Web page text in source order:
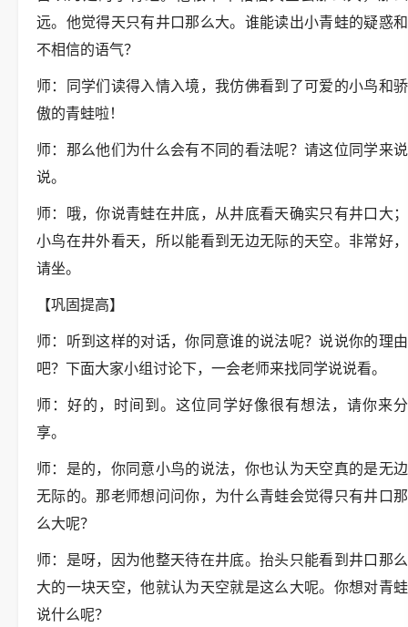
远。他觉得天只有井口那么大。谁能读出小青蛙的疑惑和
不相信的语气？
师：同学们读得入情入境，我仿佛看到了可爱的小鸟和骄
傲的青蛙啦！
师：那么他们为什么会有不同的看法呢？请这位同学来说
说。
师：哦，你说青蛙在井底，从井底看天确实只有井口大；
小鸟在井外看天，所以能看到无边无际的天空。非常好，
请坐。
【巩固提高】
师：听到这样的对话，你同意谁的说法呢？说说你的理由
吧？下面大家小组讨论下，一会老师来找同学说说看。
师：好的，时间到。这位同学好像很有想法，请你来分
享。
师：是的，你同意小鸟的说法，你也认为天空真的是无边
无际的。那老师想问问你，为什么青蛙会觉得只有井口那
么大呢？
师：是呀，因为他整天待在井底。抬头只能看到井口那么
大的一块天空，他就认为天空就是这么大呢。你想对青蛙
说什么呢？